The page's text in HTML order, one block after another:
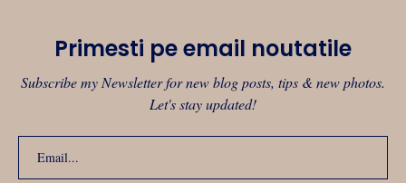
Primesti pe email noutatile
Subscribe my Newsletter for new blog posts, tips & new photos.
Let's stay updated!